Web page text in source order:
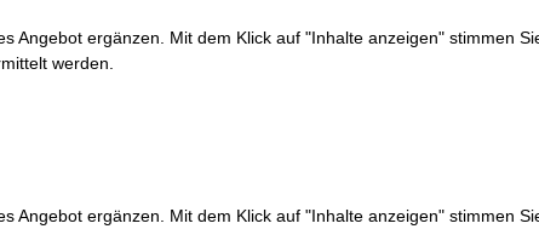
Angebot ergänzen. Mit dem Klick auf "Inhalte anzeigen" stimmen
werden.
Angebot ergänzen. Mit dem Klick auf "Inhalte anzeigen" stimmen